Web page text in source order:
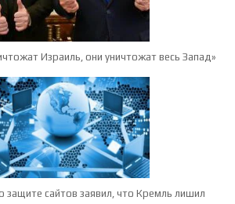
Израиль, они уничтожат весь Запад»
сайтов заявил, что Кремль лишил